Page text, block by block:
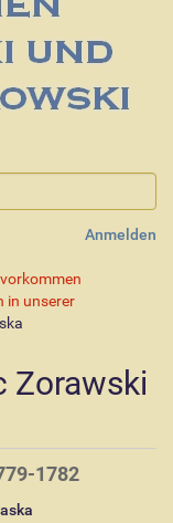
Anmelden
Zorawski
1782